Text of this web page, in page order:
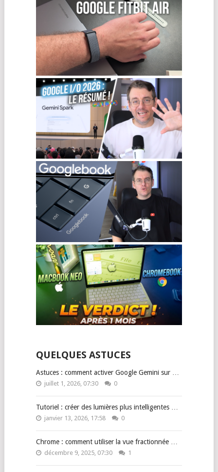
QUELQUES ASTUCES
Astuces : comment activer Google Gemini sur …
juillet 1, 2026, 07:30 0
Tutoriel : créer des lumières plus intelligentes …
janvier 13, 2026, 17:58 0
Chrome : comment utiliser la vue fractionnée …
décembre 9, 2025, 07:30 1